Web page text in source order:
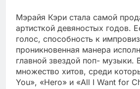
Мэрайя Кэри стала самой
артисткой девяностых годов.
голос, способность к
проникновенная манера
главной звездой поп- музыки.
множество хитов, среди
You», «Hero» и «All I Want for